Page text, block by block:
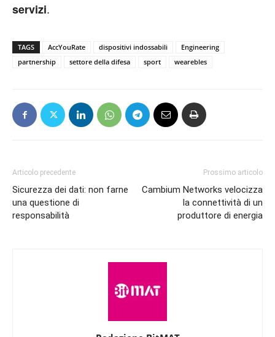
servizi.
TAGS AccYouRate dispositivi indossabili
Engineering
partnership
settore della difesa sport wearebles
Articolo precedente
Sicurezza dei dati: non farne
una questione di
responsabilità
Prossimo articolo
Cambium Networks velocizza
la connettività di un
produttore di energia